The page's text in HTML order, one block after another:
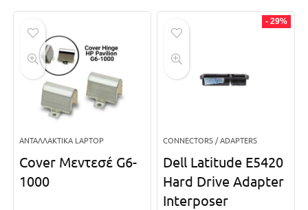
ΑΝΤΑΛΛΑΚΤΙΚΆ LAPTOP
Cover Μεντεσέ G6-
1000
- 29%
CONNECTORS / ADAPTERS
Dell Latitude E5420
Hard Drive Adapter
Interposer